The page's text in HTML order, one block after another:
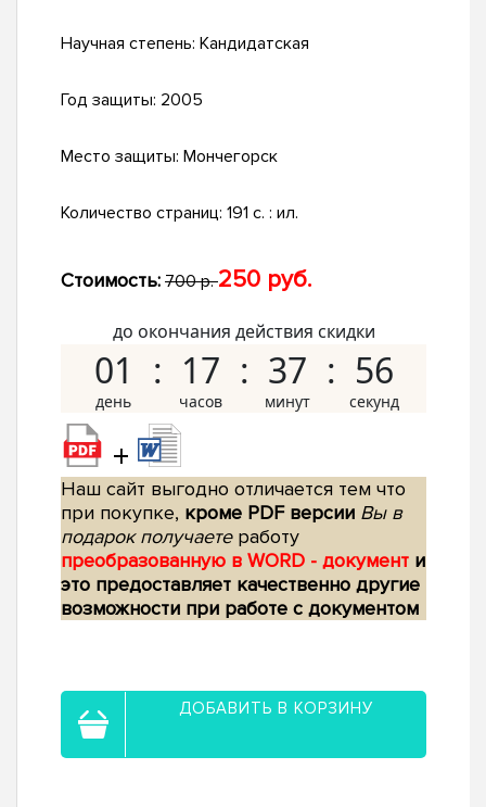
Научная степень: Кандидатская
Год защиты: 2005
Место защиты: Мончегорск
Количество страниц: 191 с. : ил.
Стоимость: 700 р.250 руб.
до окончания действия скидки
01 17 37 55
+
Наш сайт выгодно отличается тем что
при покупке, кроме PDF версии Вы в
подарок получаетеработу
преобразованную в WORD - документ и
это предоставляет качественно другие
возможности при работе с документом
ДОБАВИТЬ В КОРЗИНУ